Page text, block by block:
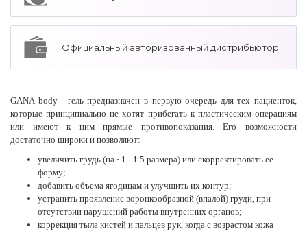
Официальный авторизованный дистрибьютор
GANA body - гель предназначен в первую очередь для тех пациенток,
которые принципиально не хотят прибегать к пластическим операциям
или имеют к ним прямые противопоказания. Его возможности
достаточно широки и позволяют:
увеличить грудь (на ~1 - 1.5 размера) или скорректировать ее
форму;
добавить объема ягодицам и улучшить их контур;
устранить проявление воронкообразной (впалой) груди, при
отсутствии нарушений работы внутренних органов;
коррекция тыла кистей и пальцев рук, когда с возрастом кожа